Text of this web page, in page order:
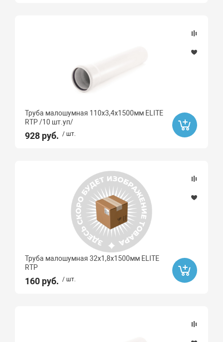
Труба малошумная 110х3,4х1500мм ELITE
RTP /10 шт.уп/
928 руб. / шт.
Труба малошумная 32х1,8х1500мм ELITE
RTP
160 руб. / шт.